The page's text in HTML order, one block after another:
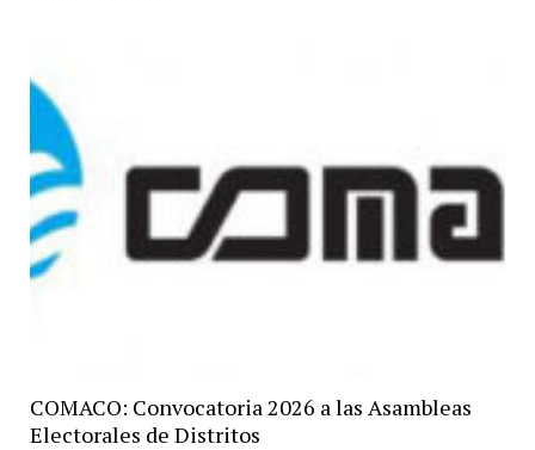
COMACO: Convocatoria 2026 a las Asambleas
Electorales de Distritos